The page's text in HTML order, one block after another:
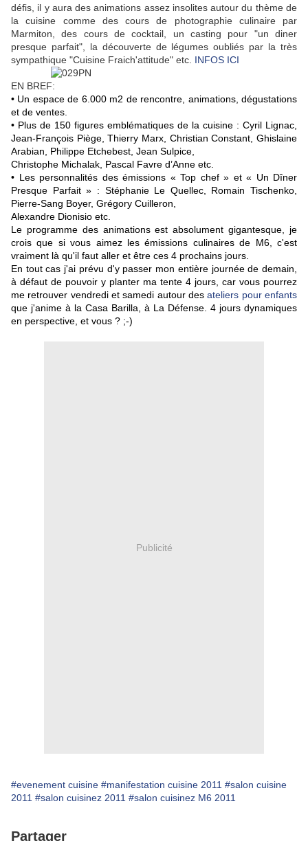
défis, il y aura des animations assez insolites autour du thème de
la cuisine comme des cours de photographie culinaire par
Marmiton, des cours de cocktail, un casting pour "un diner
presque parfait", la découverte de légumes oubliés par la très
sympathique "Cuisine Fraich'attitude" etc. INFOS ICI
EN BREF:
• Un espace de 6.000 m2 de rencontre, animations, dégustations
et de ventes.
• Plus de 150 figures emblématiques de la cuisine : Cyril Lignac,
Jean-François Piège, Thierry Marx, Christian Constant, Ghislaine
Arabian, Philippe Etchebest, Jean Sulpice,
Christophe Michalak, Pascal Favre d’Anne etc.
• Les personnalités des émissions « Top chef » et « Un Dîner
Presque Parfait » : Stéphanie Le Quellec, Romain Tischenko,
Pierre-Sang Boyer, Grégory Cuilleron,
Alexandre Dionisio etc.
Le programme des animations est absolument gigantesque, je
crois que si vous aimez les émissions culinaires de M6, c'est
vraiment là qu'il faut aller et être ces 4 prochains jours.
En tout cas j'ai prévu d'y passer mon entière journée de demain,
à défaut de pouvoir y planter ma tente 4 jours, car vous pourrez
me retrouver vendredi et samedi autour desateliers pour enfants
que j'anime à la Casa Barilla, à La Défense. 4 jours dynamiques
en perspective, et vous ? ;-)
Publicité
#evenement cuisine #manifestation cuisine 2011 #salon cuisine
2011 #salon cuisinez 2011 #salon cuisinez M6 2011
Partager